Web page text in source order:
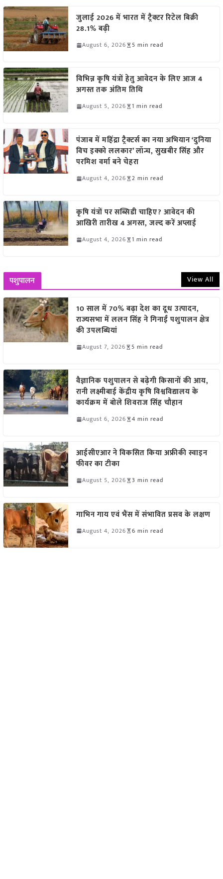
जुलाई 2026 में भारत में ट्रैक्टर रिटेल बिक्री
28.1% बढ़ी
August 6, 2026 5 min read
विभिन्न कृषि यंत्रों हेतु आवेदन के लिए आज 4
अगस्त तक अंतिम तिथि
August 5, 2026 1 min read
पंजाब में महिंद्रा ट्रैक्टर्स का नया अभियान ‘दुनिया
विच इक्को ललकार’ लॉन्च, सुखबीर सिंह और
परमिश वर्मा बने चेहरा
August 4, 2026 2 min read
कृषि यंत्रों पर सब्सिडी चाहिए? आवेदन की
आखिरी तारीख 4 अगस्त, जल्द करें अप्लाई
August 4, 2026 1 min read
पशुपालन View All
10 साल में 70% बढ़ा देश का दूध उत्पादन,
राज्यसभा में ललन सिंह ने गिनाईं पशुपालन क्षेत्र
की उपलब्धियां
August 7, 2026 5 min read
वैज्ञानिक पशुपालन से बढ़ेगी किसानों की आय,
रानी लक्ष्मीबाई केंद्रीय कृषि विश्वविद्यालय के
कार्यक्रम में बोले शिवराज सिंह चौहान
August 6, 2026 4 min read
आईसीएआर ने विकसित किया अफ्रीकी स्वाइन
फीवर का टीका
August 5, 2026 3 min read
गाभिन गाय एवं भैंस में संभावित प्रसव के लक्षण
August 4, 2026 6 min read